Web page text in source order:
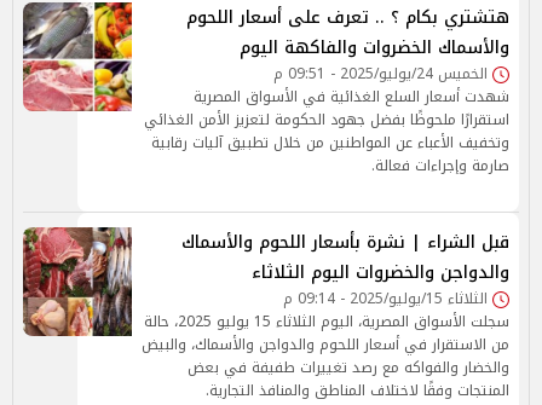
هتشتري بكام ؟ .. تعرف على أسعار اللحوم
والأسماك الخضروات والفاكهة اليوم
الخميس 24/يوليو/2025 - 09:51 م
شهدت أسعار السلع الغذائية في الأسواق المصرية
استقرارًا ملحوظًا بفضل جهود الحكومة لتعزيز الأمن الغذائي
وتخفيف الأعباء عن المواطنين من خلال تطبيق آليات رقابية
صارمة وإجراءات فعالة.
قبل الشراء | نشرة بأسعار اللحوم والأسماك
والدواجن والخضروات اليوم الثلاثاء
الثلاثاء 15/يوليو/2025 - 09:14 م
سجلت الأسواق المصرية، اليوم الثلاثاء 15 يوليو 2025، حالة
من الاستقرار في أسعار اللحوم والدواجن والأسماك، والبيض
والخضار والفواكه مع رصد تغييرات طفيفة في بعض
المنتجات وفقًا لاختلاف المناطق والمنافذ التجارية.